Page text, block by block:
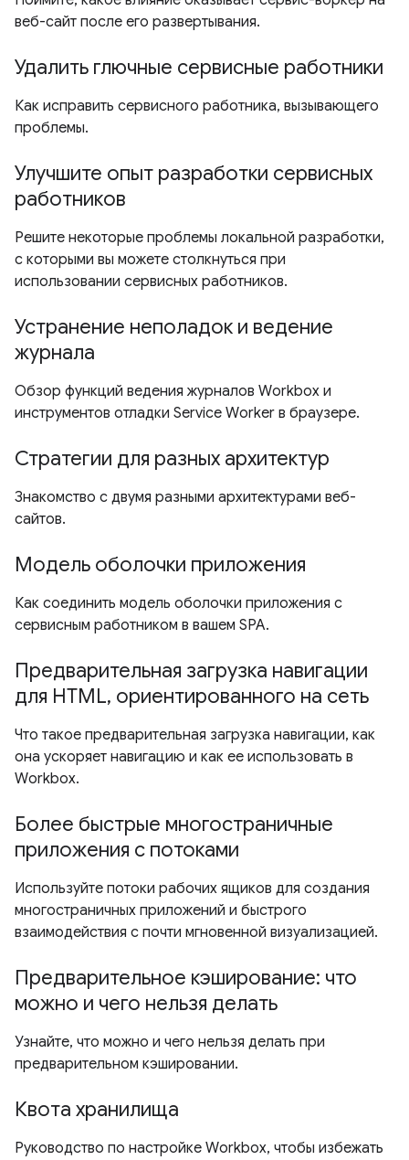
веб-сайт после его развертывания.
Удалить глючные сервисные работники
Как исправить сервисного работника, вызывающего
проблемы.
Улучшите опыт разработки сервисных
работников
Решите некоторые проблемы локальной разработки,
с которыми вы можете столкнуться при
использовании сервисных работников.
Устранение неполадок и ведение
журнала
Обзор функций ведения журналов Workbox и
инструментов отладки Service Worker в браузере.
Стратегии для разных архитектур
Знакомство с двумя разными архитектурами веб-
сайтов.
Модель оболочки приложения
Как соединить модель оболочки приложения с
сервисным работником в вашем SPA.
Предварительная загрузка навигации
для HTML, ориентированного на сеть
Что такое предварительная загрузка навигации, как
она ускоряет навигацию и как ее использовать в
Workbox.
Более быстрые многостраничные
приложения с потоками
Используйте потоки рабочих ящиков для создания
многостраничных приложений и быстрого
взаимодействия с почти мгновенной визуализацией.
Предварительное кэширование: что
можно и чего нельзя делать
Узнайте, что можно и чего нельзя делать при
предварительном кэшировании.
Квота хранилища
Руководство по настройке Workbox, чтобы избежать